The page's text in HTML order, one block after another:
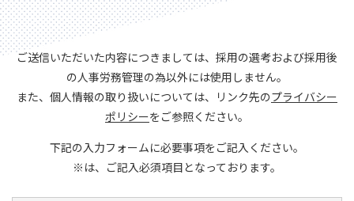
ご送信いただいた内容につきましては、採用の選考および採用後
の人事労務管理の為以外には使用しません。
また、個人情報の取り扱いについては、リンク先のプライバシー
ポリシーをご参照ください。
下記の入力フォームに必要事項をご記入ください。
※は、ご記入必須項目となっております。